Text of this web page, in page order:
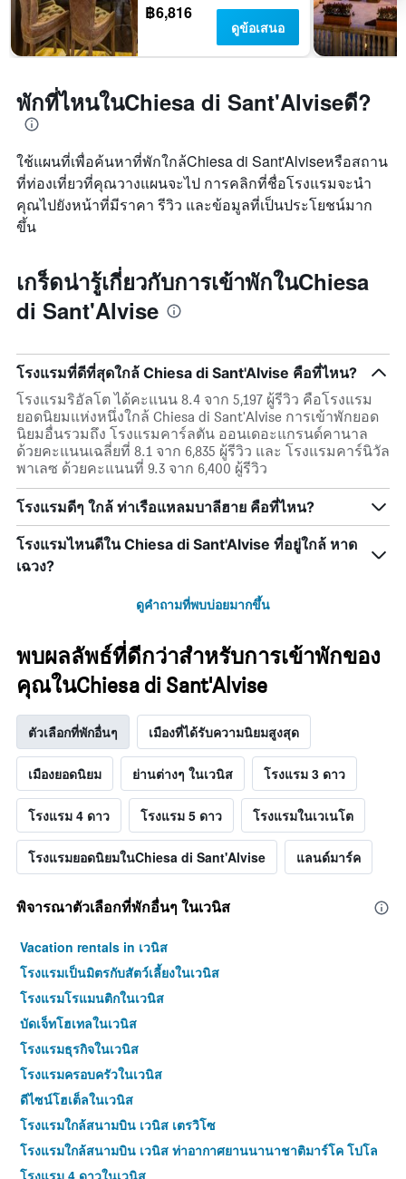
฿6,816
ดูข้อเสนอ
พักที่ไหนในChiesa di Sant'Alviseดี?
ใช้แผนที่เพื่อค้นหาที่พักใกล้Chiesa di Sant'Alviseหรือสถาน
ที่ท่องเที่ยวที่คุณวางแผนจะไป การคลิกที่ชื่อโรงแรมจะนำ
คุณไปยังหน้าที่มีราคา รีวิว และข้อมูลที่เป็นประโยชน์มาก
ขึ้น
เกร็ดน่ารู้เกี่ยวกับการเข้าพักในChiesa
di Sant'Alvise
โรงแรมที่ดีที่สุดใกล้ Chiesa di Sant'Alvise คือที่ไหน?
โรงแรมริอัลโต ได้คะแนน 8.4 จาก 5,197 ผู้รีวิว คือโรงแรม
ยอดนิยมแห่งหนึ่งใกล้ Chiesa di Sant'Alvise การเข้าพักยอด
นิยมอื่นรวมถึง โรงแรมคาร์ลตัน ออนเดอะแกรนด์คานาล
ด้วยคะแนนเฉลี่ยที่ 8.1 จาก 6,835 ผู้รีวิว และ โรงแรมคาร์นิวัล
พาเลซ ด้วยคะแนนที่ 9.3 จาก 6,400 ผู้รีวิว
โรงแรมดีๆ ใกล้ ท่าเรือแหลมบาลีฮาย คือที่ไหน?
โรงแรมไหนดีใน Chiesa di Sant'Alvise ที่อยู่ใกล้ หาด
เฉวง?
ดูคำถามที่พบบ่อยมากขึ้น
พบผลลัพธ์ที่ดีกว่าสำหรับการเข้าพักของ
คุณในChiesa di Sant'Alvise
ตัวเลือกที่พักอื่นๆ เมืองที่ได้รับความนิยมสูงสุด
เมืองยอดนิยม ย่านต่างๆ ในเวนิส โรงแรม 3 ดาว
โรงแรม 4 ดาว โรงแรม 5 ดาว โรงแรมในเวเนโต
โรงแรมยอดนิยมในChiesa di Sant'Alvise แลนด์มาร์ค
พิจารณาตัวเลือกที่พักอื่นๆ ในเวนิส
Vacation rentals in เวนิส
โรงแรมเป็นมิตรกับสัตว์เลี้ยงในเวนิส
โรงแรมโรแมนติกในเวนิส
บัดเจ็ทโฮเทลในเวนิส
โรงแรมธุรกิจในเวนิส
โรงแรมครอบครัวในเวนิส
ดีไซน์โฮเต็ลในเวนิส
โรงแรมใกล้สนามบิน เวนิส เตรวิโซ
โรงแรมใกล้สนามบิน เวนิส ท่าอากาศยานนานาชาติมาร์โค โปโล